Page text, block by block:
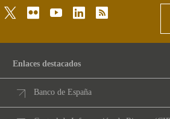
twitterflickr youtubelinkedinrss
Enlaces destacados
Banco de España